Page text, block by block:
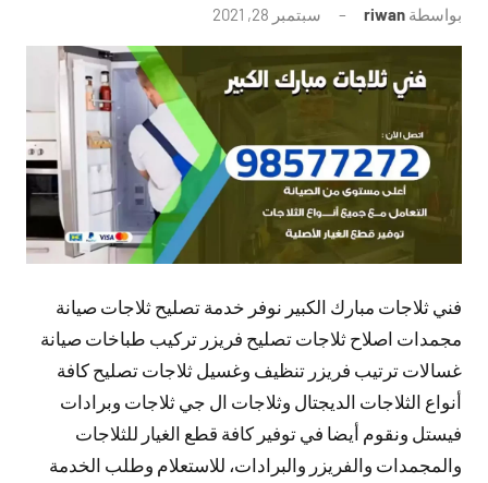
بواسطة riwan سبتمبر 28, 2021
توجد
تعليقات
فني ثلاجات مبارك الكبير نوفر خدمة تصليح ثلاجات صيانة
مجمدات اصلاح ثلاجات تصليح فريزر تركيب طباخات صيانة
غسالات ترتيب فريزر تنظيف وغسيل ثلاجات تصليح كافة
أنواع الثلاجات الديجتال وثلاجات ال جي ثلاجات وبرادات
فيستل ونقوم أيضا في توفير كافة قطع الغيار للثلاجات
والمجمدات والفريزر والبرادات، للاستعلام وطلب الخدمة